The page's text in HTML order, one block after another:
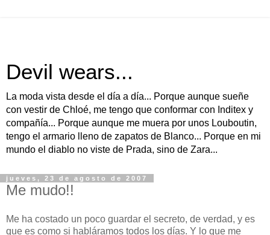
Devil wears...
La moda vista desde el día a día... Porque aunque sueñe
con vestir de Chloé, me tengo que conformar con Inditex y
compañía... Porque aunque me muera por unos Louboutin,
tengo el armario lleno de zapatos de Blanco... Porque en mi
mundo el diablo no viste de Prada, sino de Zara...
jueves, 23 de agosto de 2007
Me mudo!!
Me ha costado un poco guardar el secreto, de verdad, y es
que es como si habláramos todos los días. Y lo que me